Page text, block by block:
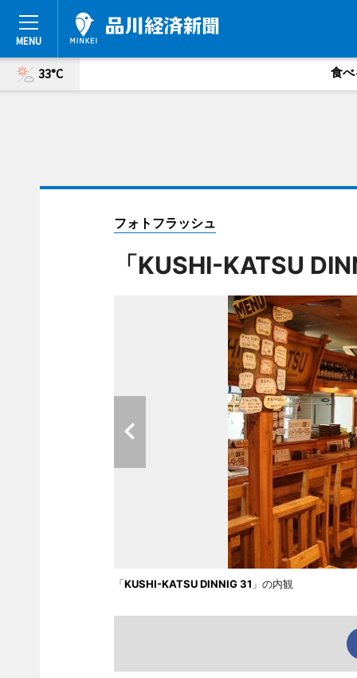
33°C 食べ
フォトフラッシュ
「KUSHI-KATSU
「KUSHI-KATSU DINNIG 31 」の内観